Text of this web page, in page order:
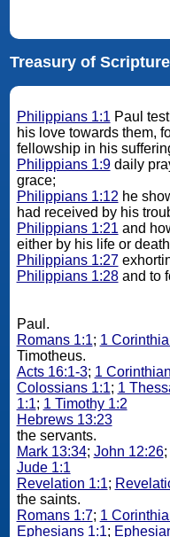
Treasury of
Philippians 1:1 Paul
his love towards them,
fellowship in his
Philippians 1:9daily
grace;
Philippians 1:12 he
had received by his
Philippians 1:21 and
either by his life or
Philippians 1:27
Philippians 1:28and to
Paul.
Romans 1:1; 1
Timotheus.
Acts 16:1-3; 1
Colossians 1:1; 1
1:1; 1 Timothy 1:2
Hebrews 13:23
the servants.
Mark 13:34; John 12:26;
Jude 1:1
Revelation 1:1;
the saints.
Romans 1:7; 1
Ephesians 1:1;